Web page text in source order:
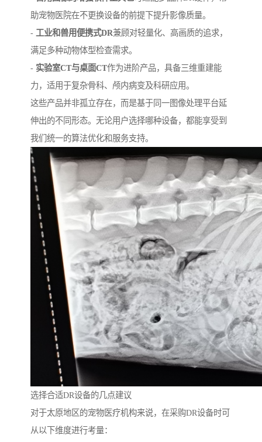
助宠物医院在不更换设备的前提下提升影像质量。
- 工业和兽用便携式DR兼顾对轻量化、高画质的追求，
满足多种动物体型检查需求。
- 实验室CT与桌面CT作为进阶产品，具备三维重建能
力，适用于复杂骨科、颅内病变及科研应用。
这些产品并非孤立存在，而是基于同一图像处理平台延
伸出的不同形态。无论用户选择哪种设备，都能享受到
我们统一的算法优化和服务支持。
选择合适DR设备的几点建议
对于太原地区的宠物医疗机构来说，在采购DR设备时可
从以下维度进行考量：